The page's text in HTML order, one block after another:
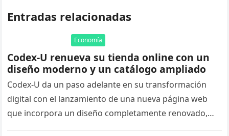
Entradas relacionadas
Economía
Codex-U renueva su tienda online con un
diseño moderno y un catálogo ampliado
Codex-U da un paso adelante en su transformación
digital con el lanzamiento de una nueva página web
que incorpora un diseño completamente renovado,